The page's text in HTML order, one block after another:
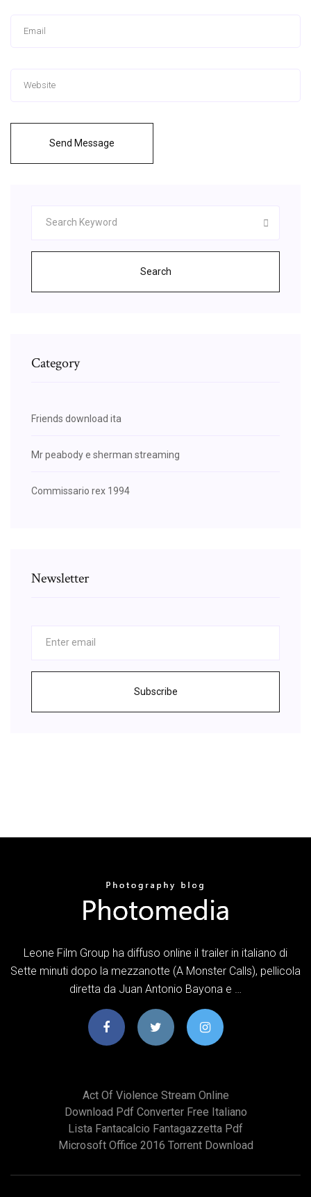
Send Message
Search
Category
Friends download ita
Mr peabody e sherman streaming
Commissario rex 1994
Newsletter
Subscribe
Leone Film Group ha diffuso online il trailer in italiano di
Sette minuti dopo la mezzanotte (A Monster Calls), pellicola
diretta da Juan Antonio Bayona e …
Act Of Violence Stream Online
Download Pdf Converter Free Italiano
Lista Fantacalcio Fantagazzetta Pdf
Microsoft Office 2016 Torrent Download